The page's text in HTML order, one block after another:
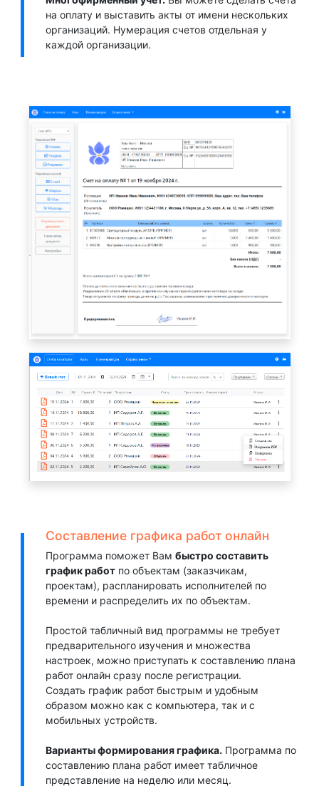
на оплату и выставить акты от имени нескольких
организаций. Нумерация счетов отдельная у
каждой организации.
Составление графика работ онлайн
Программа поможет Вам быстро составить
график работ по объектам (заказчикам,
проектам), распланировать исполнителей по
времени и распределить их по объектам.
Простой табличный вид программы не требует
предварительного изучения и множества
настроек, можно приступать к составлению плана
работ онлайн сразу после регистрации.
Создать график работ быстрым и удобным
образом можно как с компьютера, так и с
мобильных устройств.
Варианты формирования графика. Программа по
составлению плана работ имеет табличное
представление на неделю или месяц.